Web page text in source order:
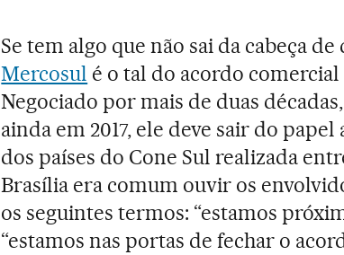
Se tem algo que não sai da cabeça
Mercosul é o tal do acordo
Negociado por mais de duas
ainda em 2017, ele deve sair do papel
dos países do Cone Sul realizada
Brasília era comum ouvir os
os seguintes termos: “estamos
“estamos nas portas de fechar o